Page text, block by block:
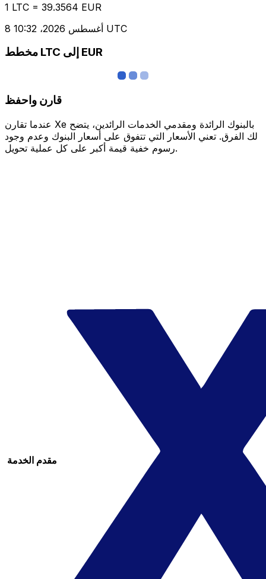
1 LTC = 39.3564 EUR
8 أغسطس 2026، 10:32 UTC
مخطط LTC إلى EUR
قارن واحفظ
عندما تقارن Xe بالبنوك الرائدة ومقدمي الخدمات الرائدين، يتضح
لك الفرق. تعني الأسعار التي تتفوق على أسعار البنوك وعدم وجود
رسوم خفية قيمة أكبر على كل عملية تحويل.
مقدم الخدمة